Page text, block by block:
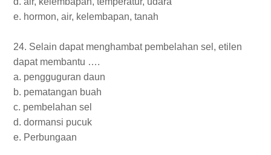
e. hormon, air, kelembapan, tanah
24. Selain dapat menghambat pembelahan sel, etilen
dapat membantu ….
a. pengguguran daun
b. pematangan buah
c. pembelahan sel
d. dormansi pucuk
e. Perbungaan